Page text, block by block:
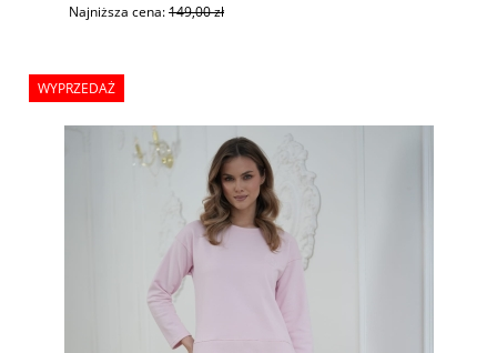
Najniższa cena:149,00 zł
WYPRZEDAŻ